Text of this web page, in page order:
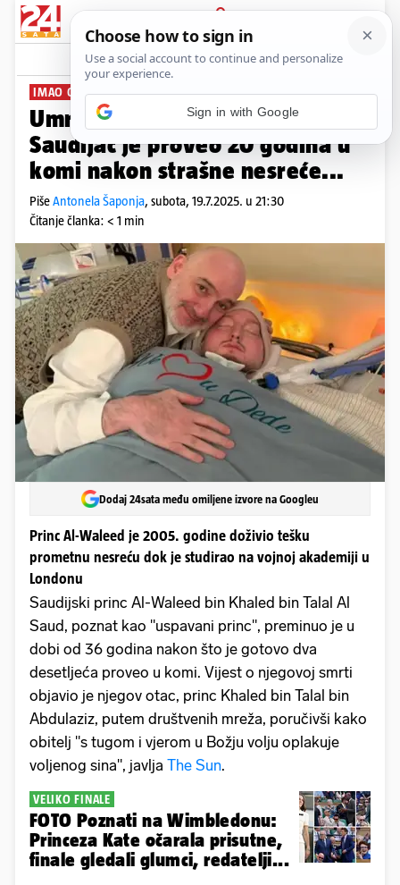
PRIJAVA
News Komentari
IMAO OZBILJNO OŠTEĆENJE MOZGA
Umro je 'Uspavani princ' (36):
Saudijac je proveo 20 godina u
komi nakon strašne nesreće...
PišeAntonela Šaponja, subota, 19.7.2025. u 21:30
Čitanje članka: < 1 min
Dodaj 24sata među omiljene izvore na Googleu
Princ Al-Waleed je 2005. godine doživio tešku
prometnu nesreću dok je studirao na vojnoj akademiji u
Londonu
Saudijski princ Al-Waleed bin Khaled bin Talal Al
Saud, poznat kao "uspavani princ", preminuo je u
dobi od 36 godina nakon što je gotovo dva
desetljeća proveo u komi. Vijest o njegovoj smrti
objavio je njegov otac, princ Khaled bin Talal bin
Abdulaziz, putem društvenih mreža, poručivši kako
obitelj "s tugom i vjerom u Božju volju oplakuje
voljenog sina", javlja The Sun.
VELIKO FINALE
FOTO Poznati na Wimbledonu:
Princeza Kate očarala prisutne,
finale gledali glumci, redatelji...